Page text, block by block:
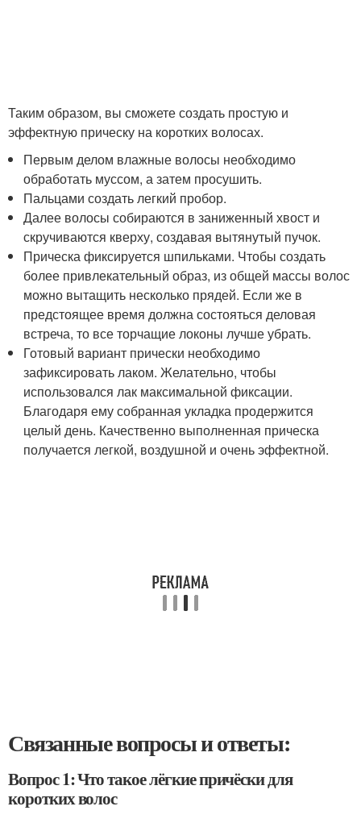
Таким образом, вы сможете создать простую и
эффектную прическу на коротких волосах.
Первым делом влажные волосы необходимо
обработать муссом, а затем просушить.
Пальцами создать легкий пробор.
Далее волосы собираются в заниженный хвост и
скручиваются кверху, создавая вытянутый пучок.
Прическа фиксируется шпильками. Чтобы создать
более привлекательный образ, из общей массы волос
можно вытащить несколько прядей. Если же в
предстоящее время должна состояться деловая
встреча, то все торчащие локоны лучше убрать.
Готовый вариант прически необходимо
зафиксировать лаком. Желательно, чтобы
использовался лак максимальной фиксации.
Благодаря ему собранная укладка продержится
целый день. Качественно выполненная прическа
получается легкой, воздушной и очень эффектной.
Связанные вопросы и ответы:
Вопрос 1: Что такое лёгкие причёски для
коротких волос